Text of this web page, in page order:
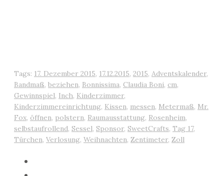
Tags: 17. Dezember 2015, 17.12.2015, 2015, Adventskalender,
Bandmaß, beziehen, Bonnissima, Claudia Boni, cm,
Gewinnspiel, Inch, Kinderzimmer,
Kinderzimmereinrichtung, Kissen, messen, Metermaß, Mr.
Fox, öffnen, polstern, Raumausstattung, Rosenheim,
selbstaufrollend, Sessel, Sponsor, SweetCrafts, Tag 17,
Türchen, Verlosung, Weihnachten, Zentimeter, Zoll